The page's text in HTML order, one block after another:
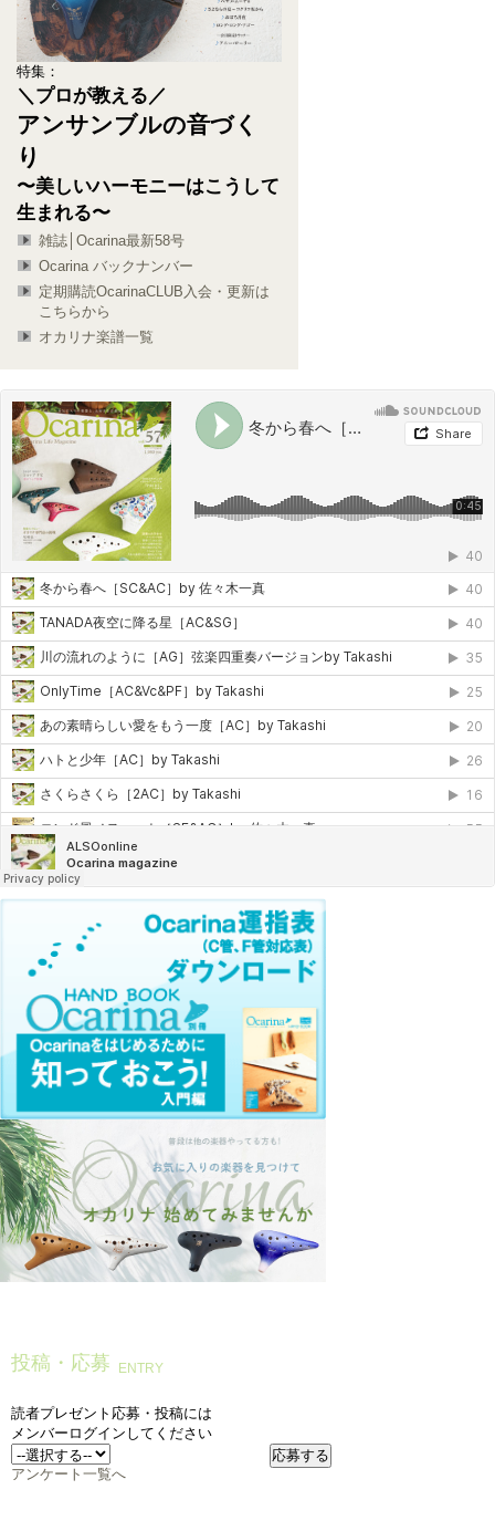
特集：
＼プロが教える／
アンサンブルの音づく
り
〜美しいハーモニーはこうして
生まれる〜
雑誌│Ocarina最新58号
Ocarina バックナンバー
定期購読OcarinaCLUB入会・更新は
こちらから
オカリナ楽譜一覧
投稿・応募 ENTRY
読者プレゼント応募・投稿には
メンバーログインしてください
アンケート一覧へ